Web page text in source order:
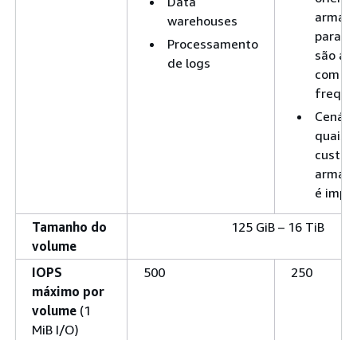
warehouses
Processamento
de logs
para
são
com
quais
custo
é
Tamanho do
volume
125 GiB – 16 TiB
IOPS
máximo por
volume (1
MiB I/O)
500 250